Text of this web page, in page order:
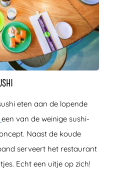
eten aan de lopende
een van de weinige sushi-
Naast de koude
serveert het restaurant
Echt een uitje op zich!